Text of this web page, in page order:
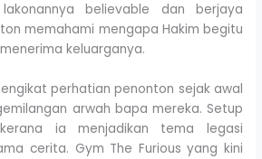
believable dan berjaya
memahami mengapa Hakim begitu
keluarganya.
perhatian penonton sejak awal
arwah bapa mereka. Setup
ia menjadikan tema legasi
cerita. Gym The Furious yang kini